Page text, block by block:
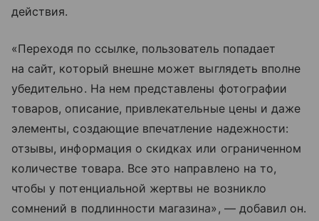
действия.
«Переходя по ссылке, пользователь попадает
на сайт, который внешне может выглядеть вполне
убедительно. На нем представлены фотографии
товаров, описание, привлекательные цены и даже
элементы, создающие впечатление надежности:
отзывы, информация о скидках или ограниченном
количестве товара. Все это направлено на то,
чтобы у потенциальной жертвы не возникло
сомнений в подлинности магазина», — добавил он.